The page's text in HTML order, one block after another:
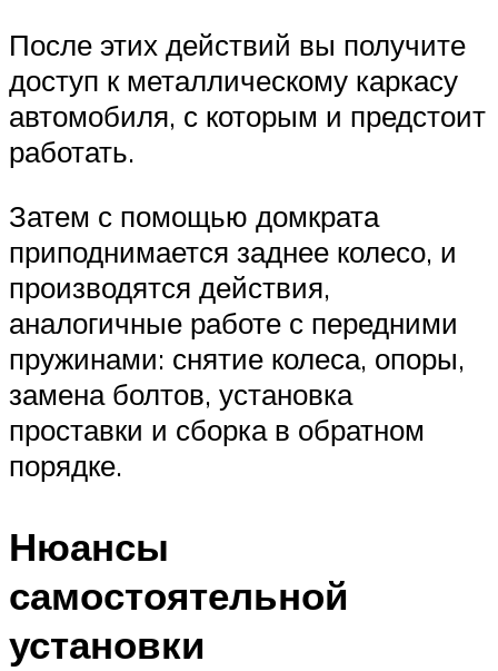
После этих действий вы получите
доступ к металлическому каркасу
автомобиля, с которым и предстоит
работать.
Затем с помощью домкрата
приподнимается заднее колесо, и
производятся действия,
аналогичные работе с передними
пружинами: снятие колеса, опоры,
замена болтов, установка
проставки и сборка в обратном
порядке.
Нюансы
самостоятельной
установки